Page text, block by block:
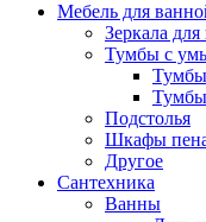
Мебель для
Зеркала
Тумбы с
Подстолья
Шкафы
Другое
Сантехника
Ванны